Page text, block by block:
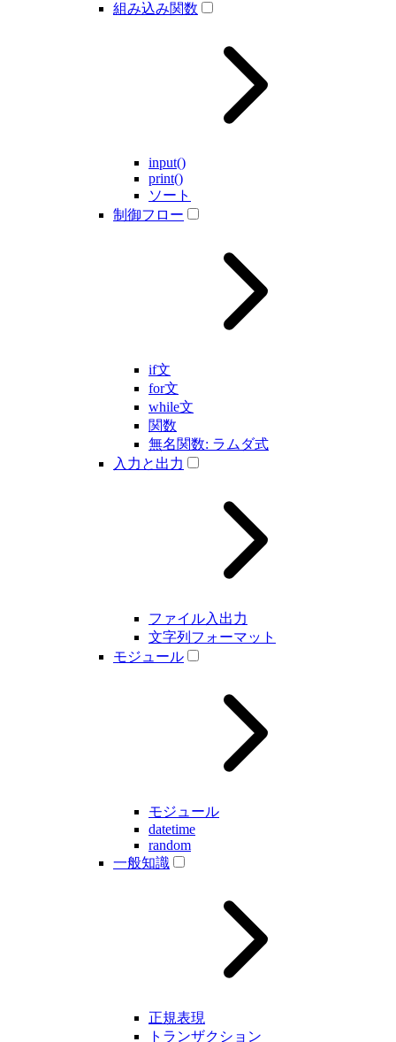
組み込み関数
input()
print()
ソート
制御フロー
if文
for文
while文
関数
無名関数: ラムダ式
入力と出力
ファイル入出力
文字列フォーマット
モジュール
モジュール
datetime
random
一般知識
正規表現
トランザクション